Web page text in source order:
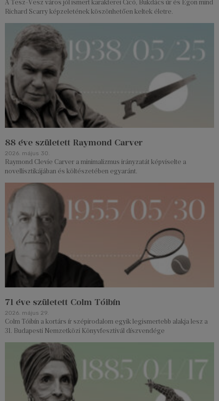
A Tesz-Vesz város jól ismert karakterei Cicó, Bukdács úr és Egon mind
Richard Scarry képzeletének köszönhetően keltek életre.
88 éve született Raymond Carver
2026. május 30.
Raymond Clevie Carver a minimalizmus irányzatát képviselte a
novellisztikájában és költészetében egyaránt.
71 éve született Colm Tóibín
2026. május 29.
Colm Tóibín a kortárs ír szépirodalom egyik legismertebb alakja lesz a
31. Budapesti Nemzetközi Könyvfesztivál díszvendége